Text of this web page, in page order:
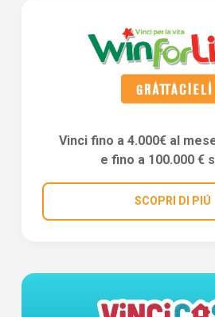
Vinci fino a 4.000€ al
e fino a 100.000 €
SCOPRI DI PIÚ